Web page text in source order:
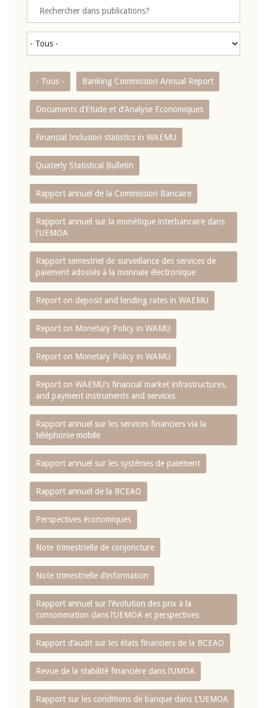
- Tous - Banking Commission Annual Report
Documents d’Etude et d’Analyse Economiques
Financial Inclusion statistics in WAEMU
Quaterly Statistical Bulletin
Rapport annuel de la Commission Bancaire
Rapport annuel sur la monétique interbancaire dans
l'UEMOA
Rapport semestriel de surveillance des services de
paiement adossés à la monnaie électronique
Report on deposit and lending rates in WAEMU
Report on Monetary Policy in WAMU
Report on Monetary Policy in WAMU
Report on WAEMU’s financial market infrastructures,
and payment instruments and services
Rapport annuel sur les services financiers via la
téléphonie mobile
Rapport annuel sur les systèmes de paiement
Rapport annuel de la BCEAO
Perspectives économiques
Note trimestrielle de conjoncture
Note trimestrielle d‘information
Rapport annuel sur l‘évolution des prix à la
consommation dans l‘UEMOA et perspectives
Rapport d‘audit sur les états financiers de la BCEAO
Revue de la stabilité financière dans l‘UMOA
Rapport sur les conditions de banque dans L‘UEMOA